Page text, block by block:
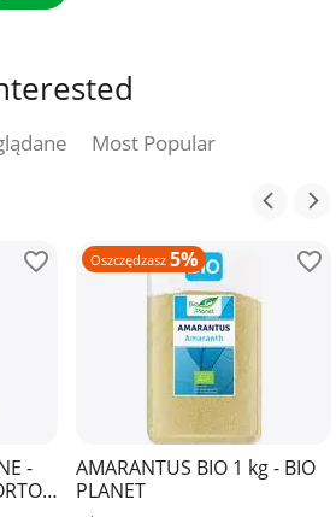
Most Popular
-
Oszczędzasz 5%
AMARANTUS BIO 1 kg - BIO
PLANET